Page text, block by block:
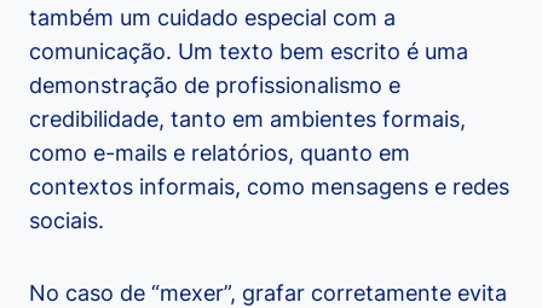
também um cuidado especial com a
comunicação. Um texto bem escrito é uma
demonstração de profissionalismo e
credibilidade, tanto em ambientes formais,
como e-mails e relatórios, quanto em
contextos informais, como mensagens e redes
sociais.
No caso de “mexer”, grafar corretamente evita